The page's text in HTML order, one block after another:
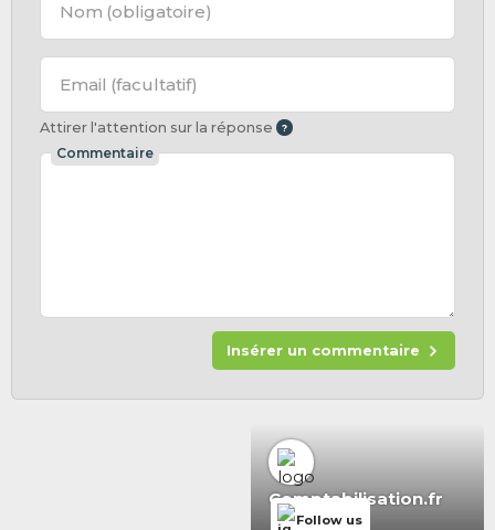
Nom (obligatoire)
Email (facultatif)
Attirer l'attention sur la réponse
Commentaire
Insérer un commentaire
Comptabilisation.fr
Follow us